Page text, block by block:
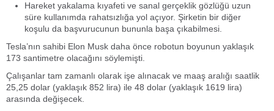
Hareket yakalama kıyafeti ve sanal gerçeklik gözlüğü uzun
süre kullanımda rahatsızlığa yol açıyor. Şirketin bir diğer
koşulu da başvurucunun bununla başa çıkabilmesi.
Tesla’nın sahibi Elon Musk daha önce robotun boyunun yaklaşık
173 santimetre olacağını söylemişti.
Çalışanlar tam zamanlı olarak işe alınacak ve maaş aralığı saatlik
25,25 dolar (yaklaşık 852 lira) ile 48 dolar (yaklaşık 1619 lira)
arasında değişecek.